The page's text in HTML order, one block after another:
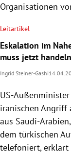
Organisationen
Leitartikel
Eskalation im
muss jetzt
Ingrid Steiner-Gashi
US-Außenminister
iranischen Angriff
aus Saudi-
dem türkischen
telefoniert, erklärt